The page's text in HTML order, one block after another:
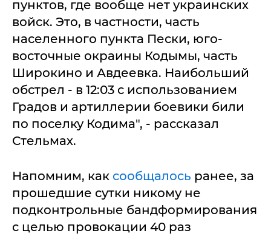
пунктов, где вообще нет украинских
войск. Это, в частности, часть
населенного пункта Пески, юго-
восточные окраины Кодымы, часть
Широкино и Авдеевка. Наибольший
обстрел - в 12:03 с использованием
Градов и артиллерии боевики били
по поселку Кодима", - рассказал
Стельмах.
Напомним, как сообщалось ранее, за
прошедшие сутки никому не
подконтрольные бандформирования
с целью провокации 40 раз